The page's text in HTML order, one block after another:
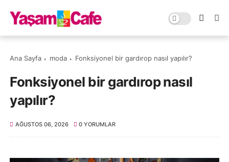
Ana Sayfa moda Fonksiyonel bir gardırop nasıl yapılır?
Fonksiyonel bir gardırop nasıl
yapılır?
AĞUSTOS 06, 2026 0 YORUMLAR